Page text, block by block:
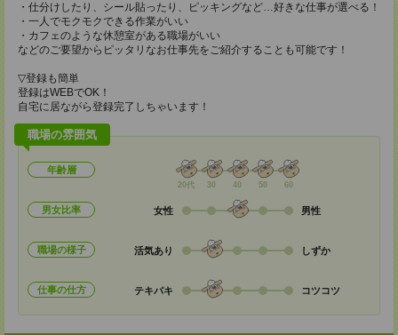
・仕分けしたり、シール貼ったり、ピッキングなど…好きな仕事が選べる！
・一人でモクモクできる作業がいい
・カフェのような休憩室がある職場がいい
などのご要望からピッタリなお仕事先をご紹介することも可能です！
▽登録も簡単
登録はWEBでOK！
自宅に居ながら登録完了しちゃいます！
職場の雰囲気
年齢層
20代 30 40 50 60
男女比率 女性 男性
職場の様子 活気あり しずか
仕事の仕方 テキパキ コツコツ